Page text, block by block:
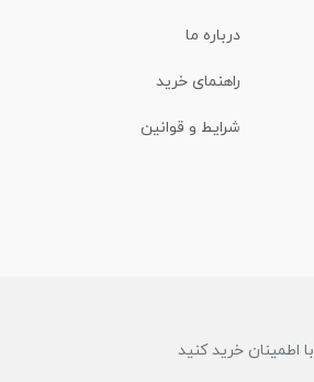
درباره ما
راهنمای خرید
شرایط و قوانین
با اطمینان خرید کنید